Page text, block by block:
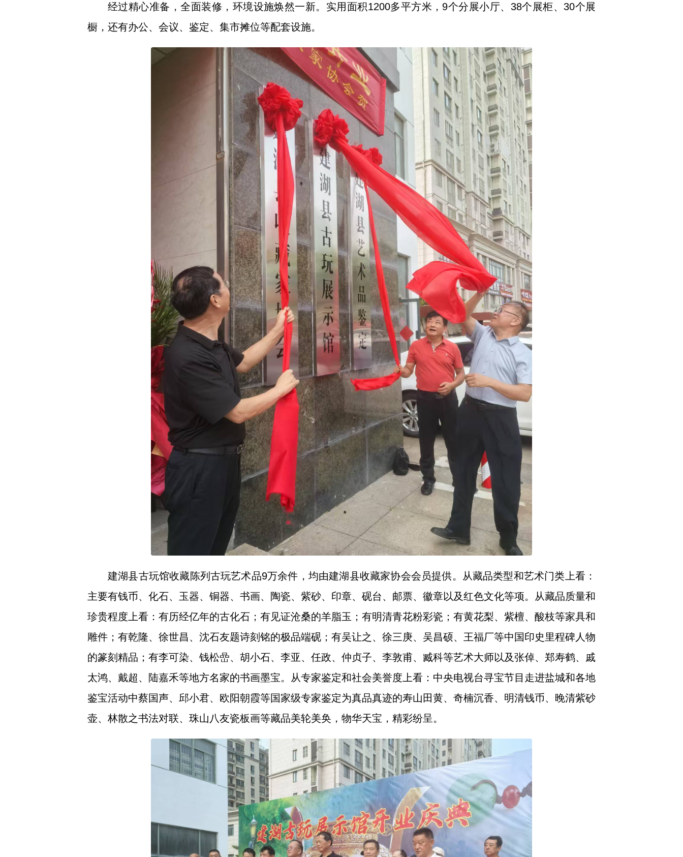
经过精心准备，全面装修，环境设施焕然一新。实用面积1200多平方米，9个分展小厅、38个展柜、30个展
橱，还有办公、会议、鉴定、集市摊位等配套设施。
建湖县古玩馆收藏陈列古玩艺术品9万余件，均由建湖县收藏家协会会员提供。从藏品类型和艺术门类上看：
主要有钱币、化石、玉器、铜器、书画、陶瓷、紫砂、印章、砚台、邮票、徽章以及红色文化等项。从藏品质量和
珍贵程度上看：有历经亿年的古化石；有见证沧桑的羊脂玉；有明清青花粉彩瓷；有黄花梨、紫檀、酸枝等家具和
雕件；有乾隆、徐世昌、沈石友题诗刻铭的极品端砚；有吴让之、徐三庚、吴昌硕、王福厂等中国印史里程碑人物
的篆刻精品；有李可染、钱松嵒、胡小石、李亚、任政、仲贞子、李敦甫、臧科等艺术大师以及张倬、郑寿鹤、戚
太鸿、戴超、陆嘉禾等地方名家的书画墨宝。从专家鉴定和社会美誉度上看：中央电视台寻宝节目走进盐城和各地
鉴宝活动中蔡国声、邱小君、欧阳朝霞等国家级专家鉴定为真品真迹的寿山田黄、奇楠沉香、明清钱币、晚清紫砂
壶、林散之书法对联、珠山八友瓷板画等藏品美轮美奂，物华天宝，精彩纷呈。